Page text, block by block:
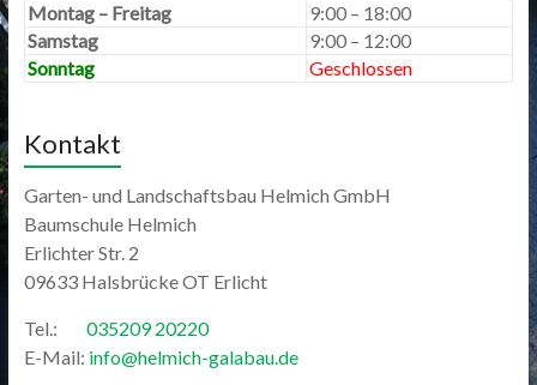
Montag – Freitag
9:00 – 18:00
Samstag
9:00 – 12:00
Sonntag
Geschlossen
Kontakt
Garten- und Landschaftsbau Helmich GmbH
Baumschule Helmich
Erlichter Str. 2
09633 Halsbrücke OT Erlicht
Tel.: 035209 20220
E-Mail: info@helmich-galabau.de